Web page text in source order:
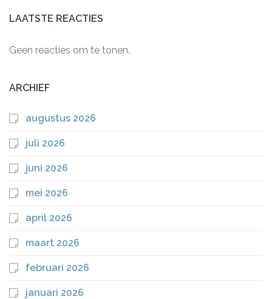
LAATSTE REACTIES
Geen reacties om te tonen.
ARCHIEF
augustus 2026
juli 2026
juni 2026
mei 2026
april 2026
maart 2026
februari 2026
januari 2026